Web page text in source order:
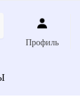
Профиль